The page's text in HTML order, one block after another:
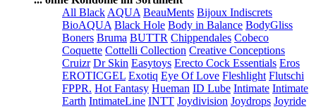
All Black AQUA BeauMents Bijoux Indiscrets
BioAQUA Black Hole Body in Balance BodyGliss
Boners Bruma BUTTR Chippendales Cobeco
Coquette Cottelli Collection Creative Conceptions
Cruizr Dr Skin Easytoys Erecto Cock Essentials Eros
EROTICGEL Exotiq Eye Of Love Fleshlight Flutschi
FPPR. Hot Fantasy Hueman ID Lube Intimate Intimate
Earth IntimateLine INTT Joydivision Joydrops Joyride